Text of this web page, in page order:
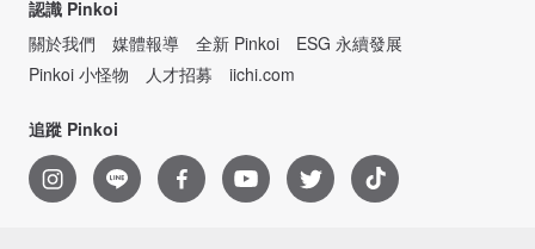
認識 Pinkoi
關於我們
媒體報導 全新 Pinkoi
ESG 永續發展
Pinkoi 小怪物
人才招募 iichi.com
追蹤 Pinkoi